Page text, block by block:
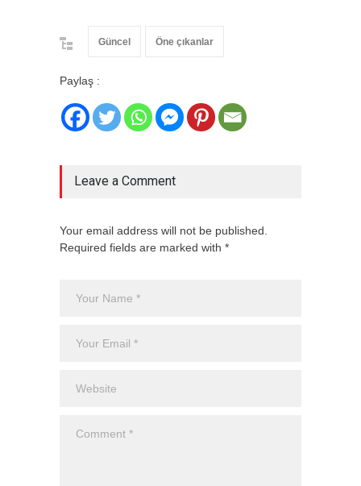
Güncel Öne çıkanlar
Paylaş :
Leave a Comment
Your email address will not be published.
Required fields are marked with *